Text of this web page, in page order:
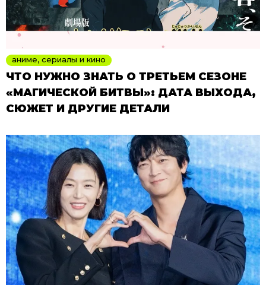
аниме, сериалы и кино
ЧТО НУЖНО ЗНАТЬ О ТРЕТЬЕМ СЕЗОНЕ
«МАГИЧЕСКОЙ БИТВЫ»: ДАТА ВЫХОДА,
СЮЖЕТ И ДРУГИЕ ДЕТАЛИ